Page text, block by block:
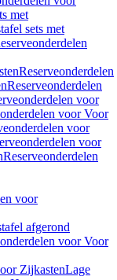
met
sets met
Reserveonderdelen
Reserveonderdelen
voor
voor Voor
voor
voor
Reserveonderdelen
voor
afgerond
voor Voor
ZijkastenLage